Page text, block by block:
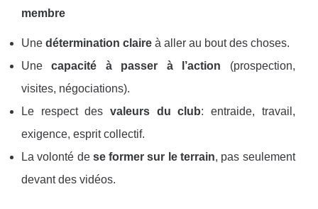
membre
Une détermination claire à aller au bout des choses.
Unecapacité à passer à l’action (prospection,
visites, négociations).
Le respect des valeurs du club: entraide, travail,
exigence, esprit collectif.
La volonté de se former sur le terrain, pas seulement
devant des vidéos.